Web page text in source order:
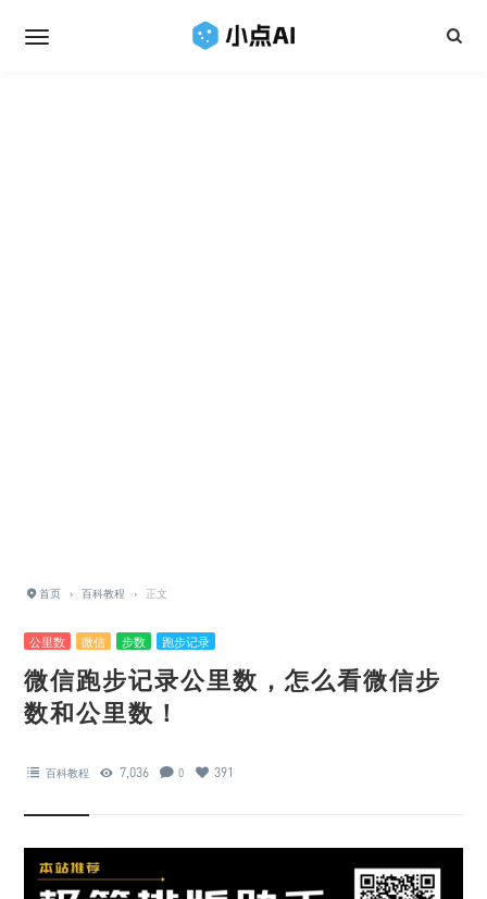
首页 › 百科教程 › 正文
公里数 微信 步数 跑步记录
微信跑步记录公里数，怎么看微信步
数和公里数！
百科教程 7,036 0 391